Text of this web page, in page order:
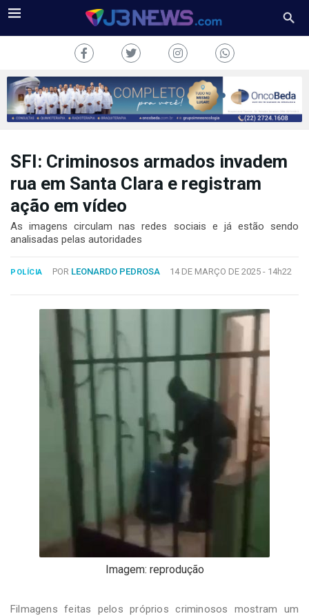
J3NEWS
TV
COLUNAS
2024
SFI: Criminosos armados invadem
rua em Santa Clara e registram
ação em vídeo
As imagens circulam nas redes sociais e já estão sendo
analisadas pelas autoridades
POLÍCIA POR LEONARDO PEDROSA 14 DE MARÇO DE 2025 - 14h22
Imagem: reprodução
Filmagens feitas pelos próprios criminosos mostram um